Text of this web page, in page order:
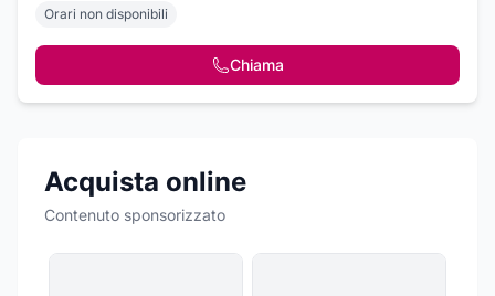
Orari non disponibili
Chiama
Acquista online
Contenuto sponsorizzato